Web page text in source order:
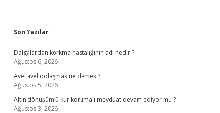
Sidebar
Son Yazılar
Dalgalardan korkma hastalığının adı nedir ?
Ağustos 6, 2026
Avel avel dolaşmak ne demek ?
Ağustos 5, 2026
Altın dönüşümlü kur korumalı mevduat devam ediyor mu ?
Ağustos 3, 2026